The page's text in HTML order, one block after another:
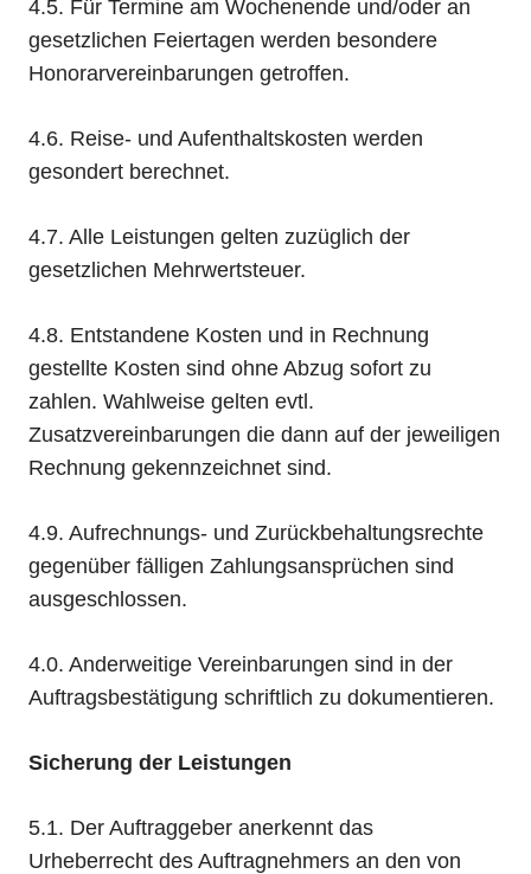
4.5. Für Termine am Wochenende und/oder an
gesetzlichen Feiertagen werden besondere
Honorarvereinbarungen getroffen.
4.6. Reise- und Aufenthaltskosten werden
gesondert berechnet.
4.7. Alle Leistungen gelten zuzüglich der
gesetzlichen Mehrwertsteuer.
4.8. Entstandene Kosten und in Rechnung
gestellte Kosten sind ohne Abzug sofort zu
zahlen. Wahlweise gelten evtl.
Zusatzvereinbarungen die dann auf der jeweiligen
Rechnung gekennzeichnet sind.
4.9. Aufrechnungs- und Zurückbehaltungsrechte
gegenüber fälligen Zahlungsansprüchen sind
ausgeschlossen.
4.0. Anderweitige Vereinbarungen sind in der
Auftragsbestätigung schriftlich zu dokumentieren.
Sicherung der Leistungen
5.1. Der Auftraggeber anerkennt das
Urheberrecht des Auftragnehmers an den von